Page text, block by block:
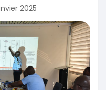
2025